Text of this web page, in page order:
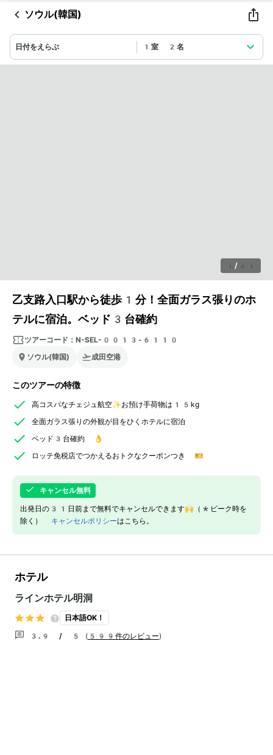
ソウル(韓国)
日付をえらぶ 1室 2名
1 / 31
乙支路入口駅から徒歩1分！全面ガラス張りのホ
テルに宿泊。ベッド3台確約
ツアーコード： N-SEL-0013-6110
ソウル(韓国)
成田空港
このツアーの特徴
高コスパなチェジュ航空✨お預け手荷物は15kg
全面ガラス張りの外観が目をひくホテルに宿泊
ベッド3台確約 👌
ロッテ免税店でつかえるおトクなクーポンつき 🎫
キャンセル無料
出発日の31日前まで無料でキャンセルできます🙌（*ピーク時を
除く） キャンセルポリシーはこちら。
ホテル
ラインホテル明洞
日本語OK！
3.9 / 5 ( 599件のレビュー)